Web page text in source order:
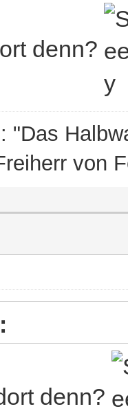
denn?
"Das
von
denn?